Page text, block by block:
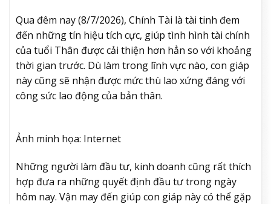
Qua đêm nay (8/7/2026), Chính Tài là tài tinh đem
đến những tín hiệu tích cực, giúp tình hình tài chính
của tuổi Thân được cải thiện hơn hẳn so với khoảng
thời gian trước. Dù làm trong lĩnh vực nào, con giáp
này cũng sẽ nhận được mức thù lao xứng đáng với
công sức lao động của bản thân.
Ảnh minh họa: Internet
Những người làm đầu tư, kinh doanh cũng rất thích
hợp đưa ra những quyết định đầu tư trong ngày
hôm nay. Vận may đến giúp con giáp này có thể gặp